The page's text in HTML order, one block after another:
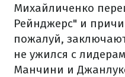
Михайличенко
Рейнджерс" и
пожалуй,
не ужился с
Манчини и